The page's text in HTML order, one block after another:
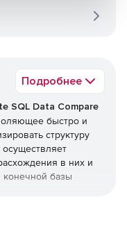
Подробнее
SQL Data Compare
быстро и
структуру
осуществляет
в них и
конечной базы